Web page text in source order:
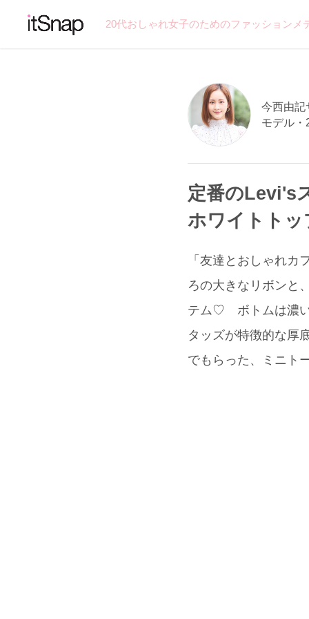
20代おしゃれ女子のためのファッション
今西由記
モデル・
定番のLevi's
ホワイトト
「友達とおしゃれ
ろの大きなリボンと
テム♡ ボトムは濃い
タッズが特徴的な厚
でもらった、ミニト